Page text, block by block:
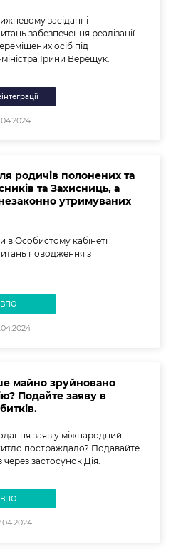
засіданні
забезпечення реалізації
осіб під
Ірини Верещук.
родичів полонених та
та Захисниць, а
утримуваних
в Особистому кабінеті
поводження з
ВПО
майно зруйновано
Подайте заяву в
заяв у міжнародний
постраждало? Подавайте
застосунок Дія.
ВПО